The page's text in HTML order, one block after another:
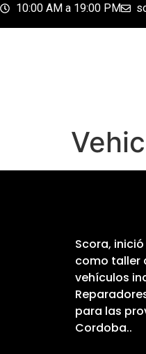
10:00 AM a 19:00 PM
Scora,
como taller
vehículos
para las
Cordoba..